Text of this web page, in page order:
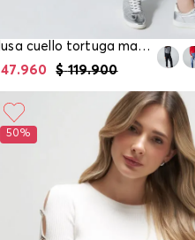
Blusa cuello tortuga manga larga para mu
$ 119.900
47.960
50%